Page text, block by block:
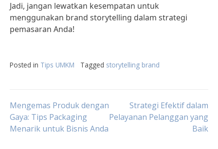
Jadi, jangan lewatkan kesempatan untuk
menggunakan brand storytelling dalam strategi
pemasaran Anda!
Posted in Tips UMKM Tagged storytelling brand
Post
navigation
Mengemas Produk dengan
Gaya: Tips Packaging
Menarik untuk Bisnis Anda
Strategi Efektif dalam
Pelayanan Pelanggan yang
Baik